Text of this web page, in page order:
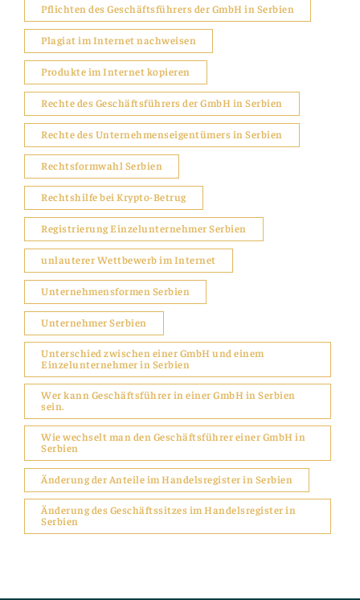
Pflichten des Geschäftsführers der GmbH in Serbien
Plagiat im Internet nachweisen
Produkte im Internet kopieren
Rechte des Geschäftsführers der GmbH in Serbien
Rechte des Unternehmenseigentümers in Serbien
Rechtsformwahl Serbien
Rechtshilfe bei Krypto-Betrug
Registrierung Einzelunternehmer Serbien
unlauterer Wettbewerb im Internet
Unternehmensformen Serbien
Unternehmer Serbien
Unterschied zwischen einer GmbH und einem
Einzelunternehmer in Serbien
Wer kann Geschäftsführer in einer GmbH in Serbien
sein.
Wie wechselt man den Geschäftsführer einer GmbH in
Serbien
Änderung der Anteile im Handelsregister in Serbien
Änderung des Geschäftssitzes im Handelsregister in
Serbien